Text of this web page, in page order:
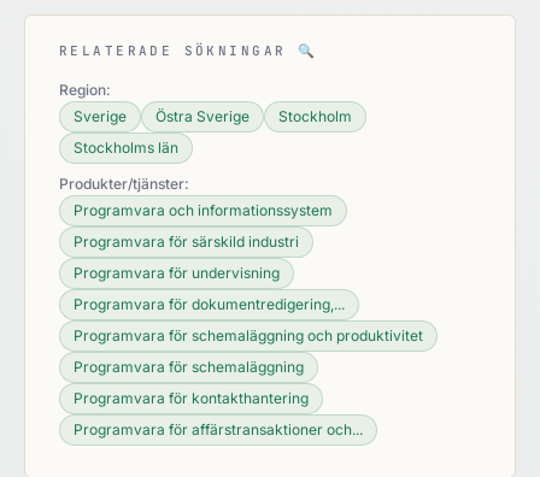
RELATERADE SÖKNINGAR 🔍
Region:
Sverige
Östra Sverige
Stockholm
Stockholms län
Produkter/tjänster:
Programvara och informationssystem
Programvara för särskild industri
Programvara för undervisning
Programvara för dokumentredigering,...
Programvara för schemaläggning och produktivitet
Programvara för schemaläggning
Programvara för kontakthantering
Programvara för affärstransaktioner och...